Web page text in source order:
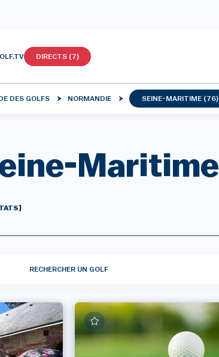
DIRECTS (7)
DES GOLFS NORMANDIE SEINE-MARITIME (76)
Maritime
RECHERCHER UN GOLF